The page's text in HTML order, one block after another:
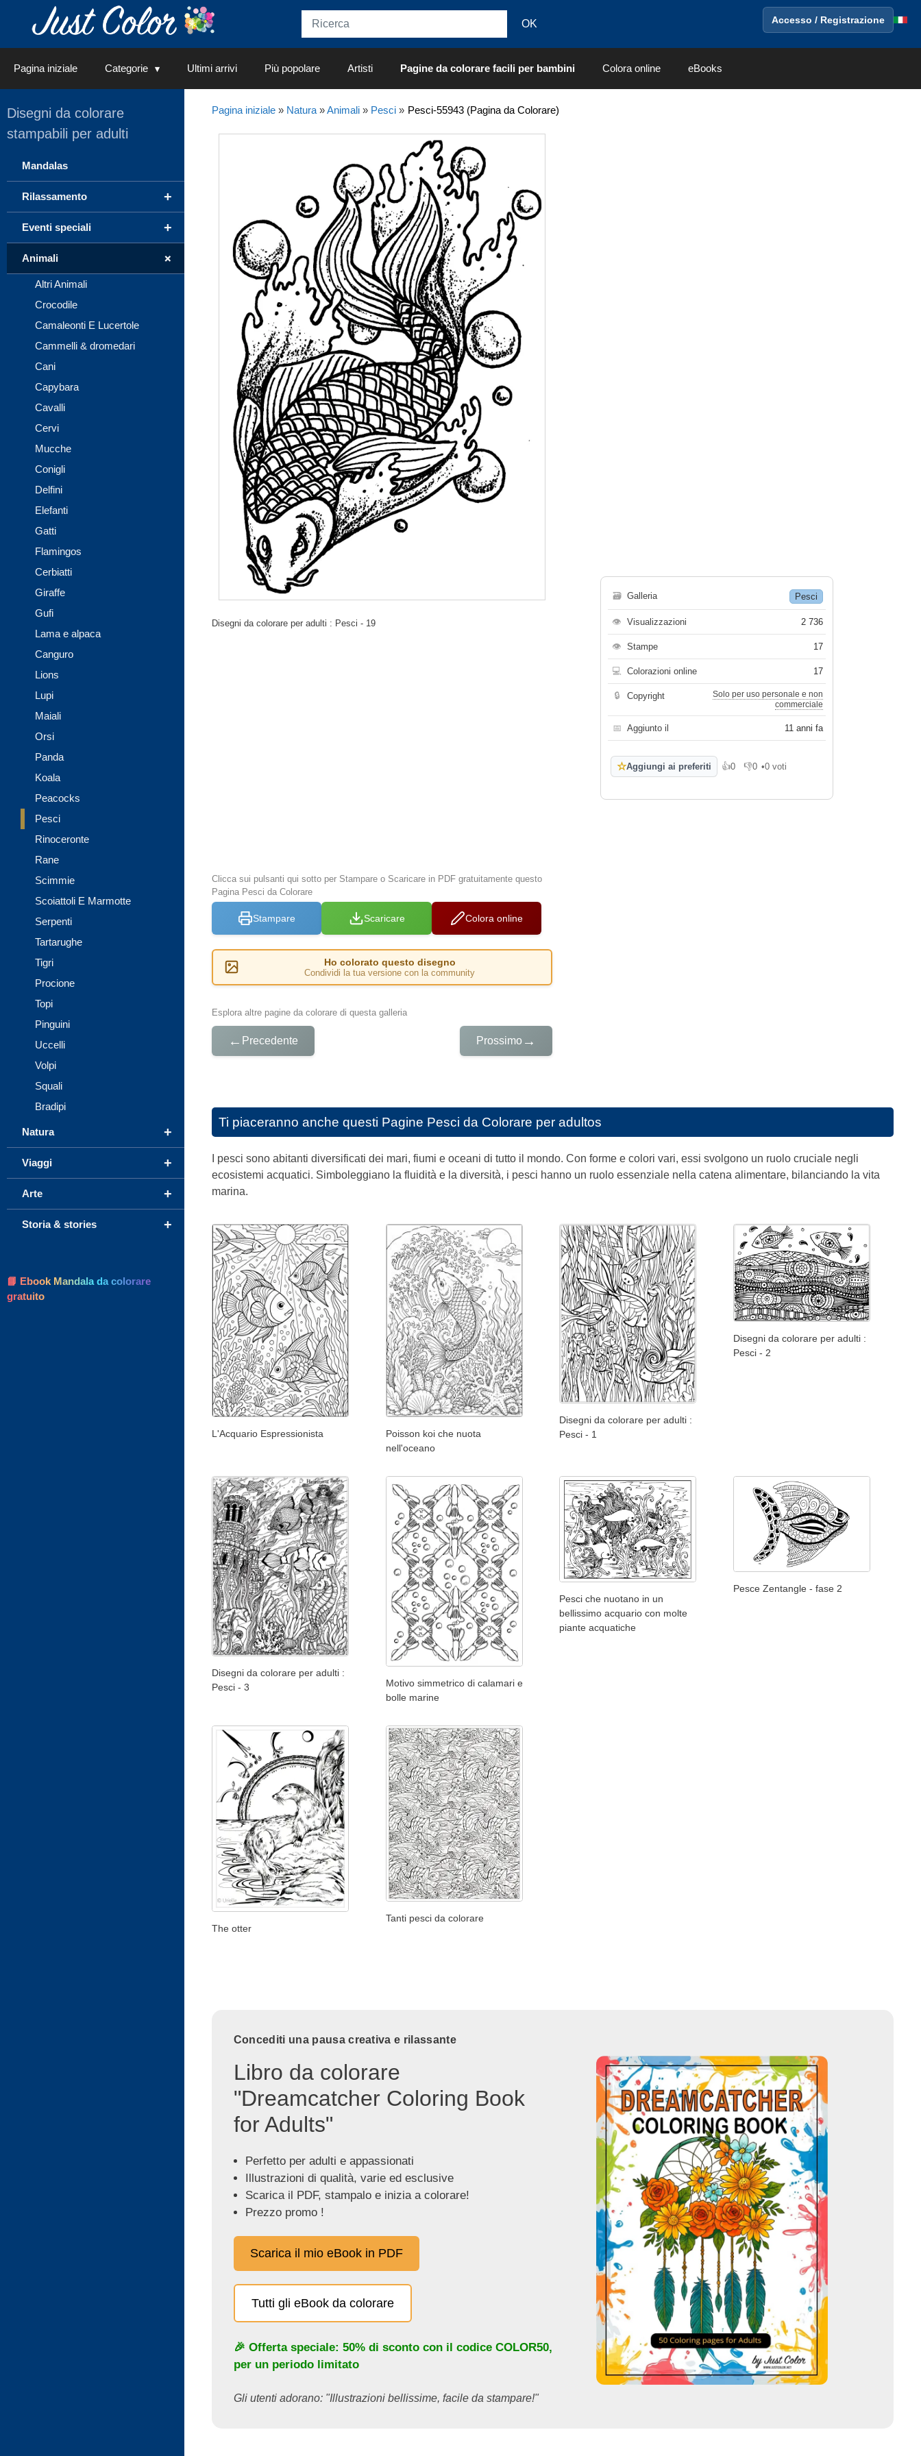
Accesso / Registrazione
Pagina iniziale Categorie Ultimi arrivi Più popolare Artisti Pagine da colorare facili per bambini Colora online eBooks
Pagina iniziale» Natura»Animali» Pesci» Pesci-55943 (Pagina da Colorare)
Disegni da colorare per adulti : Pesci - 19
Clicca sui pulsanti qui sotto per Stampare o Scaricare in PDF gratuitamente questo
Pagina Pesci da Colorare
Stampare Scaricare Colora online
Ho colorato questo disegno
Condividi la tua versione con la community
Esplora altre pagine da colorare di questa galleria
← Precedente Prossimo →
🗃 Galleria Pesci
👁 Visualizzazioni 2 736
👁 Stampe 17
💻 Colorazioni online 17
🔒 Copyright
Solo per uso personale e non
commerciale
📅 Aggiunto il 11 anni fa
☆Aggiungi ai preferiti 👍0
Mi piace
👎0
Non mi piace
•0 voti
Ti piaceranno anche questi Pagine Pesci da Colorare per adultos
I pesci sono abitanti diversificati dei mari, fiumi e oceani di tutto il mondo. Con forme e colori vari, essi svolgono un ruolo cruciale negli
ecosistemi acquatici. Simboleggiano la fluidità e la diversità, i pesci hanno un ruolo essenziale nella catena alimentare, bilanciando la vita
marina.
L'Acquario Espressionista
Poisson koi che nuota
nell'oceano
Disegni da colorare per adulti :
Pesci - 1
Disegni da colorare per adulti :
Pesci - 2
Disegni da colorare per adulti :
Pesci - 3
Motivo simmetrico di calamari e
bolle marine
Pesci che nuotano in un
bellissimo acquario con molte
piante acquatiche
Pesce Zentangle - fase 2
The otter
Tanti pesci da colorare
Concediti una pausa creativa e rilassante
Libro da colorare
"Dreamcatcher Coloring Book
for Adults"
Perfetto per adulti e appassionati
Illustrazioni di qualità, varie ed esclusive
Scarica il PDF, stampalo e inizia a colorare!
Prezzo promo !
Scarica il mio eBook in PDF
Tutti gli eBook da colorare
🎉 Offerta speciale: 50% di sconto con il codice COLOR50,
per un periodo limitato
Gli utenti adorano: "Illustrazioni bellissime, facile da stampare!"
Disegni da colorare
stampabili per adulti
Mandalas
+
Rilassamento
+
Eventi speciali
+
Animali
Altri Animali
Crocodile
Camaleonti E Lucertole
Cammelli & dromedari
Cani
Capybara
Cavalli
Cervi
Mucche
Conigli
Delfini
Elefanti
Gatti
Flamingos
Cerbiatti
Giraffe
Gufi
Lama e alpaca
Canguro
Lions
Lupi
Maiali
Orsi
Panda
Koala
Peacocks
Pesci
Rinoceronte
Rane
Scimmie
Scoiattoli E Marmotte
Serpenti
Tartarughe
Tigri
Procione
Topi
Pinguini
Uccelli
Volpi
Squali
Bradipi
+
Natura
+
Viaggi
+
Arte
+
Storia & stories
📘 Ebook Mandala da colorare
gratuito